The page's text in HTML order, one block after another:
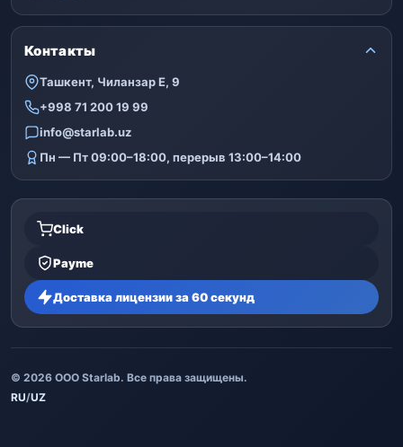
Контакты
Ташкент, Чиланзар Е, 9
+998 71 200 19 99
info@starlab.uz
Пн — Пт 09:00–18:00, перерыв 13:00–14:00
Click
Payme
Доставка лицензии за 60 секунд
© 2026 ООО Starlab. Все права защищены.
RU/UZ